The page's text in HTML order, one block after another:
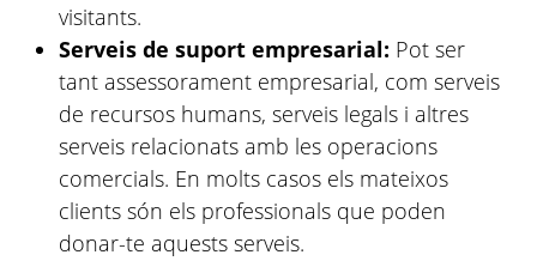
visitants.
Serveis de suport empresarial: Pot ser
tant assessorament empresarial, com serveis
de recursos humans, serveis legals i altres
serveis relacionats amb les operacions
comercials. En molts casos els mateixos
clients són els professionals que poden
donar-te aquests serveis.